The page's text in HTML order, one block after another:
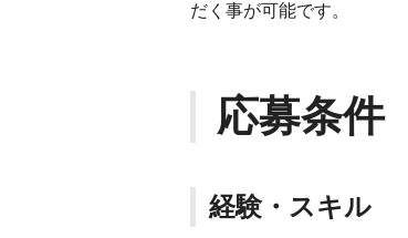
だく事が可能です。
応募条件
経験・スキル